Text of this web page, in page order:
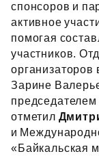
спонсоров и
активное
помогая
участников.
организаторов
Зарине
отметил
и
«Байкальская